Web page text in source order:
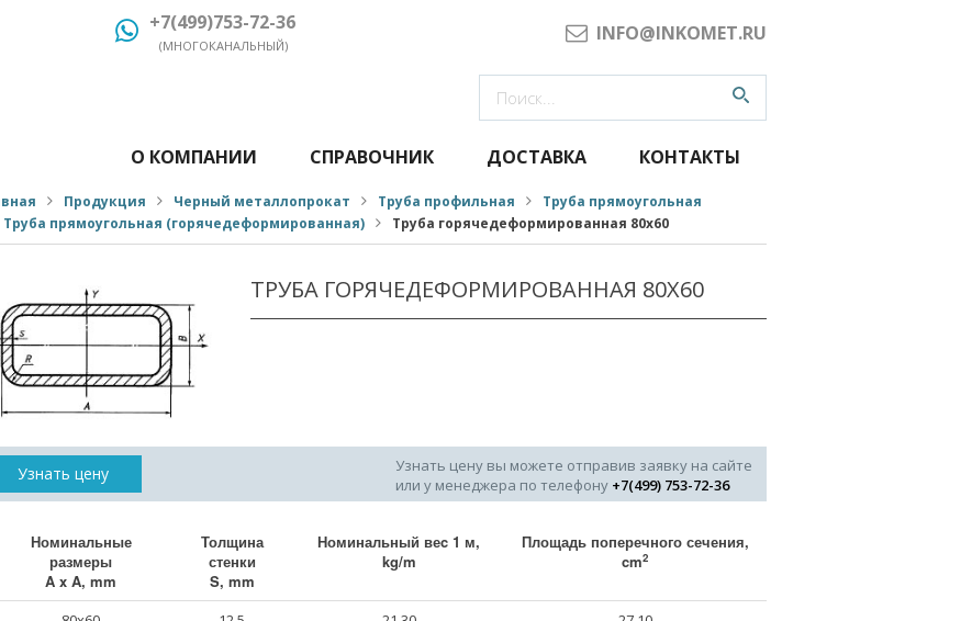
+7(499)753-72-36
(МНОГОКАНАЛЬНЫЙ)
INFO@INKOMET.RU
О КОМПАНИИ СПРАВОЧНИК ДОСТАВКА КОНТАКТЫ
Продукция Черный металлопрокат Труба профильная
Труба прямоугольная
Труба прямоугольная (горячедеформированная)
Труба горячедеформированная 80x60
ТРУБА ГОРЯЧЕДЕФОРМИРОВАННАЯ 80X60
Узнать цену
Узнать цену вы можете отправив заявку на сайте
или у менеджера по телефону +7(499) 753-72-36
Номинальные
размеры
A x A, mm
Толщина
стенки
S, mm
Номинальный веc 1 м,
kg/m
Площадь поперечного сечения,
cm2